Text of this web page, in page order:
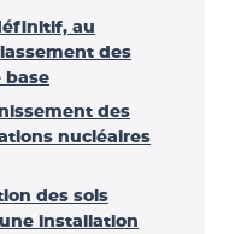
au
des
base
des
nucléaires
des sols
installation